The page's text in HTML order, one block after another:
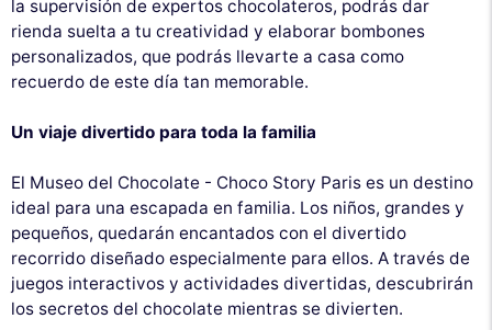
la supervisión de expertos chocolateros, podrás dar
rienda suelta a tu creatividad y elaborar bombones
personalizados, que podrás llevarte a casa como
recuerdo de este día tan memorable.
Un viaje divertido para toda la familia
El Museo del Chocolate - Choco Story Paris es un destino
ideal para una escapada en familia. Los niños, grandes y
pequeños, quedarán encantados con el divertido
recorrido diseñado especialmente para ellos. A través de
juegos interactivos y actividades divertidas, descubrirán
los secretos del chocolate mientras se divierten.